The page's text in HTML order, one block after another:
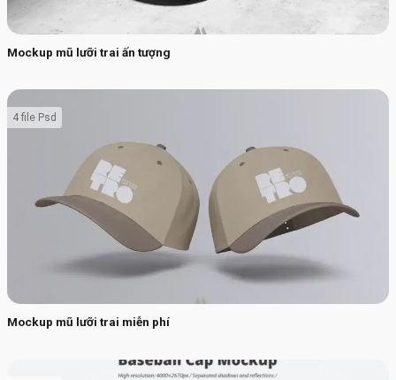
Mockup mũ lưỡi trai ấn tượng
Mockup mũ lưỡi trai miễn phí
4 file Psd